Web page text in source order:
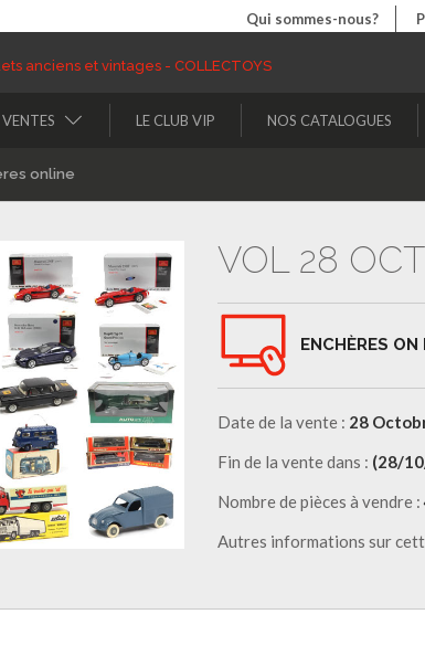
Qui sommes-nous?
LE CLUB VIP NOS CATALOGUES
online
VOL 28
ENCHÈRES ON
Date de la vente : 28
Fin de la vente dans : (28/
Nombre de pièces à vendre :
Autres informations sur